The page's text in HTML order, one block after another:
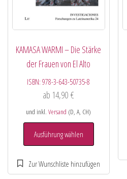
KAMASA WARMI – Die Stärke
der Frauen von El Alto
ISBN:978-3-643-50735-8
ab 14,90€
und inkl.Versand (D, A, CH)
Ausführung wählen